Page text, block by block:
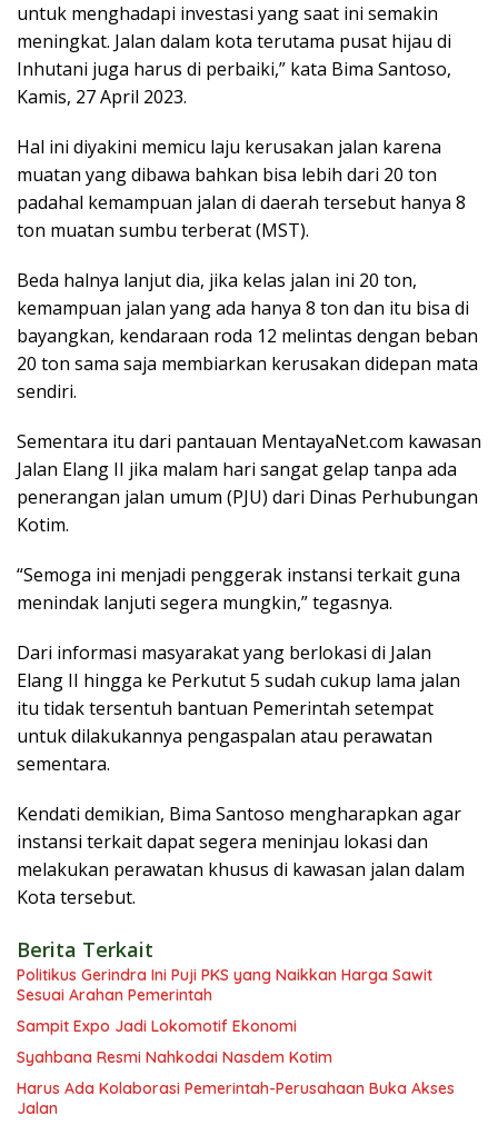
untuk menghadapi investasi yang saat ini semakin
meningkat. Jalan dalam kota terutama pusat hijau di
Inhutani juga harus di perbaiki,” kata Bima Santoso,
Kamis, 27 April 2023.
Hal ini diyakini memicu laju kerusakan jalan karena
muatan yang dibawa bahkan bisa lebih dari 20 ton
padahal kemampuan jalan di daerah tersebut hanya 8
ton muatan sumbu terberat (MST).
Beda halnya lanjut dia, jika kelas jalan ini 20 ton,
kemampuan jalan yang ada hanya 8 ton dan itu bisa di
bayangkan, kendaraan roda 12 melintas dengan beban
20 ton sama saja membiarkan kerusakan didepan mata
sendiri.
Sementara itu dari pantauan MentayaNet.com kawasan
Jalan Elang II jika malam hari sangat gelap tanpa ada
penerangan jalan umum (PJU) dari Dinas Perhubungan
Kotim.
“Semoga ini menjadi penggerak instansi terkait guna
menindak lanjuti segera mungkin,” tegasnya.
Dari informasi masyarakat yang berlokasi di Jalan
Elang II hingga ke Perkutut 5 sudah cukup lama jalan
itu tidak tersentuh bantuan Pemerintah setempat
untuk dilakukannya pengaspalan atau perawatan
sementara.
Kendati demikian, Bima Santoso mengharapkan agar
instansi terkait dapat segera meninjau lokasi dan
melakukan perawatan khusus di kawasan jalan dalam
Kota tersebut.
Berita Terkait
Politikus Gerindra Ini Puji PKS yang Naikkan Harga Sawit
Sesuai Arahan Pemerintah
Sampit Expo Jadi Lokomotif Ekonomi
Syahbana Resmi Nahkodai Nasdem Kotim
Harus Ada Kolaborasi Pemerintah-Perusahaan Buka Akses
Jalan